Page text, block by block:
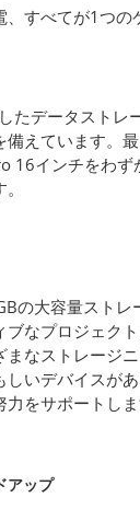
、すべてが1つの
たデータストレ
備えています。
16インチをわ
の大容量スト
ブなプロジェク
なストレージ
しいデバイスが
をサポートしま
アップ